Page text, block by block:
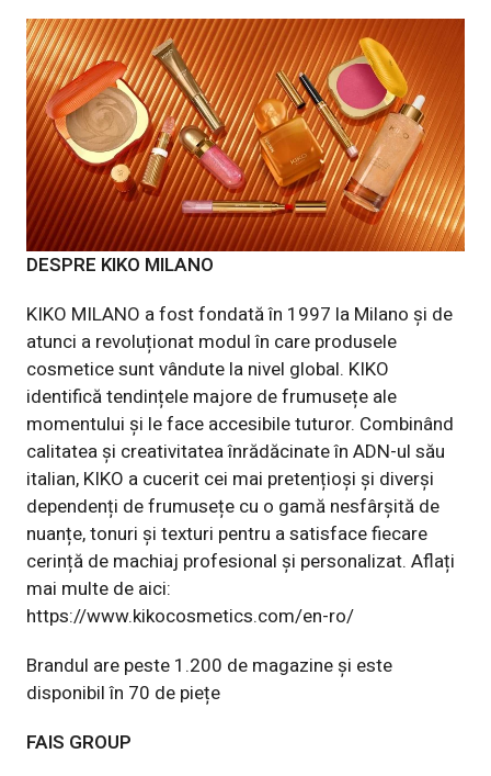
DESPRE KIKO MILANO
KIKO MILANO a fost fondată în 1997 la Milano și de
atunci a revoluționat modul în care produsele
cosmetice sunt vândute la nivel global. KIKO
identifică tendințele majore de frumusețe ale
momentului și le face accesibile tuturor. Combinând
calitatea și creativitatea înrădăcinate în ADN-ul său
italian, KIKO a cucerit cei mai pretențioși și diverși
dependenți de frumusețe cu o gamă nesfârșită de
nuanțe, tonuri și texturi pentru a satisface fiecare
cerință de machiaj profesional și personalizat. Aflați
mai multe de aici:
https://www.kikocosmetics.com/en-ro/
Brandul are peste 1.200 de magazine și este
disponibil în 70 de piețe
FAIS GROUP